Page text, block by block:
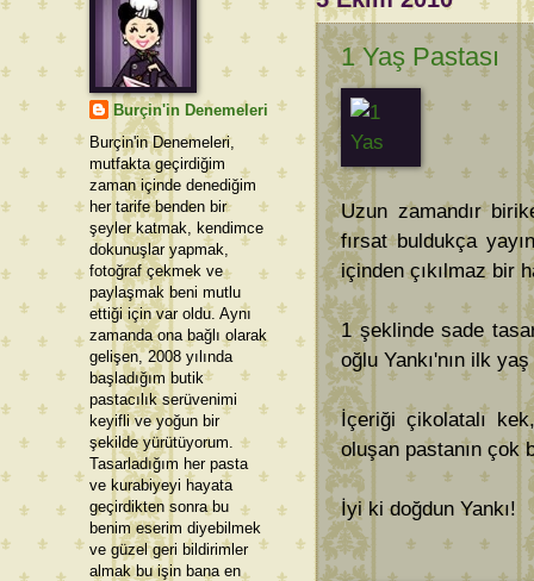
1 Yaş Pastası
Uzun zamandır
fırsat buldukça
içinden çıkılmaz bir
1 şeklinde sade
oğlu Yankı'nın ilk
İçeriği çikolatalı
oluşan pastanın çok
İyi ki doğdun Yankı!
Burçin'in Denemeleri
Burçin'in Denemeleri,
mutfakta geçirdiğim
zaman içinde denediğim
her tarife benden bir
şeyler katmak, kendimce
dokunuşlar yapmak,
fotoğraf çekmek ve
paylaşmak beni mutlu
ettiği için var oldu. Aynı
zamanda ona bağlı olarak
gelişen, 2008 yılında
başladığım butik
pastacılık serüvenimi
keyifli ve yoğun bir
şekilde yürütüyorum.
Tasarladığım her pasta
ve kurabiyeyi hayata
geçirdikten sonra bu
benim eserim diyebilmek
ve güzel geri bildirimler
almak bu işin bana en